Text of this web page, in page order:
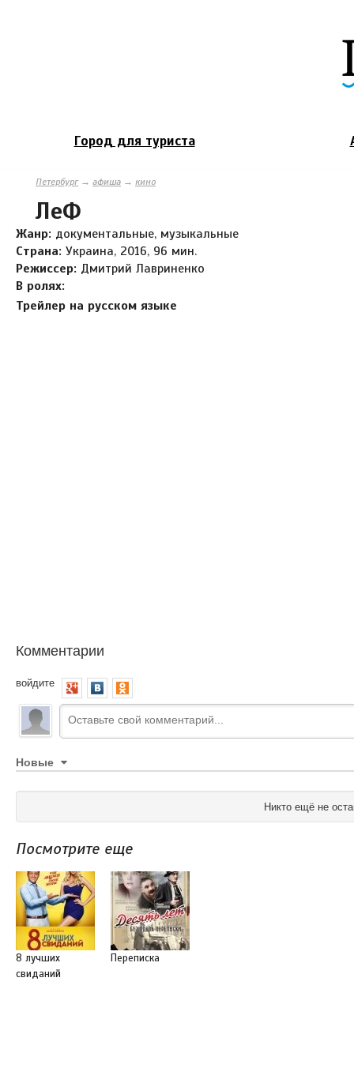
Город для туриста
Петербург→ афиша → кино
ЛеФ
Жанр: документальные, музыкальные
Страна: Украина, 2016, 96 мин.
Режиссер: Дмитрий Лавриненко
В ролях:
Трейлер на русском языке
Комментарии
войдите
Новые
Никто ещё не
Посмотрите еще
8 лучших
свиданий
Переписка